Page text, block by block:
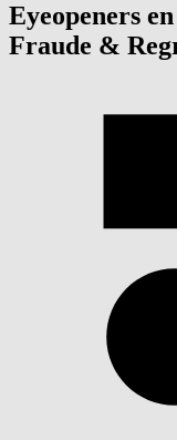
Eyeopeners
Fraude &